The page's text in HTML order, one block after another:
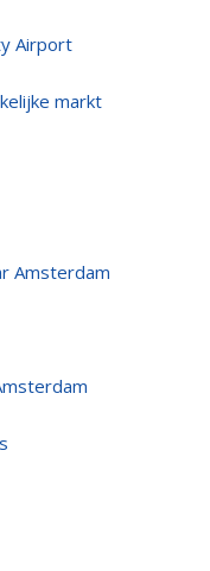
Airport
markt
Amsterdam